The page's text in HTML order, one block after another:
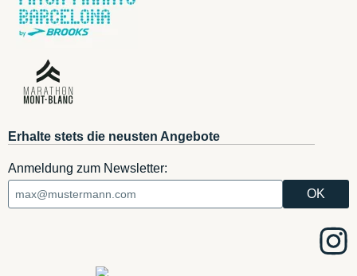
Erhalte stets die neusten Angebote
Anmeldung zum Newsletter: